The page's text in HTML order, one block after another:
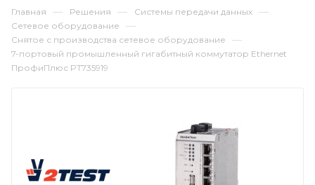
Главная — Решения — Системы передачи данных —
Сетевое оборудование —
Снятое с производства сетевое оборудование —
7-портовый промышленный гигабитный коммутатор Ethernet
ПрофиПлюс PT735919